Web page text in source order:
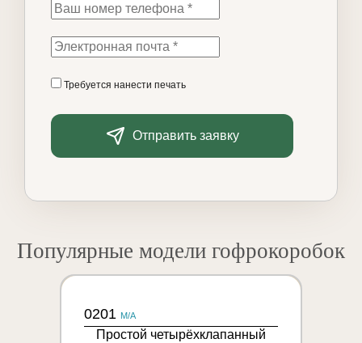
Требуется нанести печать
Отправить заявку
Популярные модели гофрокоробок
0201 M/A
Простой четырёхклапанный